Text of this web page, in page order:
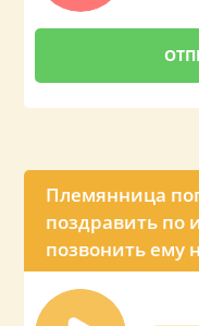
Племянница
поздравить по
позвонить ему
телефону